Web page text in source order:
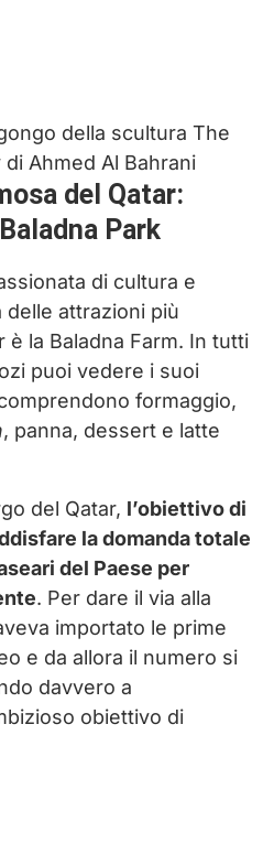
della scultura The
Ahmed Al Bahrani
del Qatar:
Park
di cultura e
delle attrazioni più
è la Baladna Farm. In tutti
puoi vedere i suoi
formaggio,
, panna, dessert e latte
del Qatar, l’obiettivo di
la domanda totale
del Paese per
. Per dare il via alla
importato le prime
e da allora il numero si
davvero a
obiettivo di